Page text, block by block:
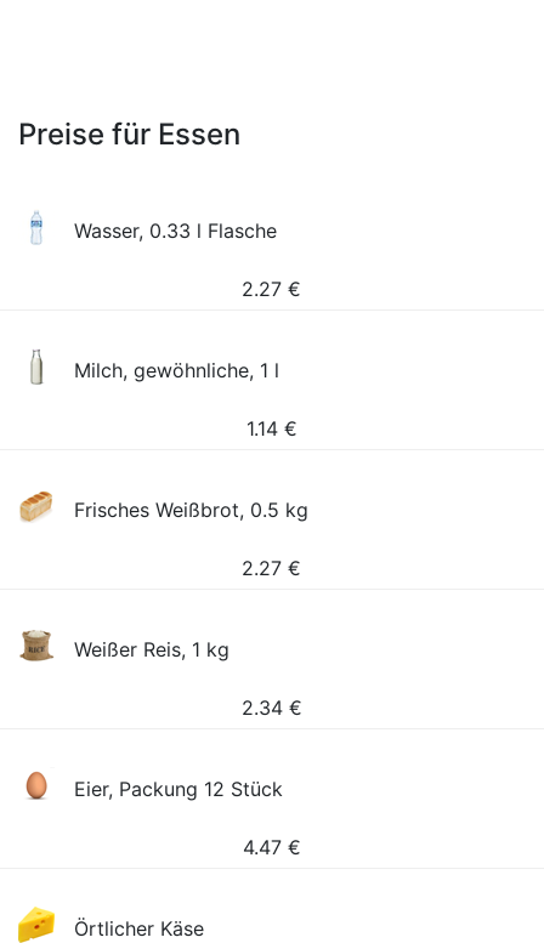
Preise für Essen
Wasser, 0.33 l Flasche
2.27 €
Milch, gewöhnliche, 1 l
1.14 €
Frisches Weißbrot, 0.5 kg
2.27 €
Weißer Reis, 1 kg
2.34 €
Eier, Packung 12 Stück
4.47 €
Örtlicher Käse